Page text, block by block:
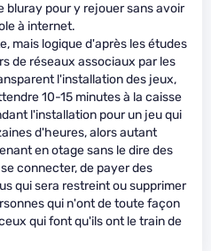
bluray pour y rejouer sans avoir
à internet.
mais logique d'après les études
de réseaux associaux par les
l'installation des jeux,
10-15 minutes à la caisse
l'installation pour un jeu qui
d'heures, alors autant
en otage sans le dire des
connecter, de payer des
qui sera restreint ou supprimer
qui n'ont de toute façon
qui font qu'ils ont le train de